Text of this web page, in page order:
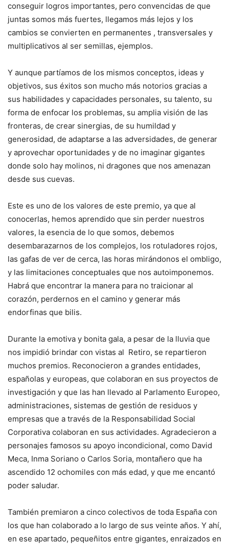
conseguir logros importantes, pero convencidas de que
juntas somos más fuertes, llegamos más lejos y los
cambios se convierten en permanentes , transversales y
multiplicativos al ser semillas, ejemplos.
Y aunque partíamos de los mismos conceptos, ideas y
objetivos, sus éxitos son mucho más notorios gracias a
sus habilidades y capacidades personales, su talento, su
forma de enfocar los problemas, su amplia visión de las
fronteras, de crear sinergias, de su humildad y
generosidad, de adaptarse a las adversidades, de generar
y aprovechar oportunidades y de no imaginar gigantes
donde solo hay molinos, ni dragones que nos amenazan
desde sus cuevas.
Este es uno de los valores de este premio, ya que al
conocerlas, hemos aprendido que sin perder nuestros
valores, la esencia de lo que somos, debemos
desembarazarnos de los complejos, los rotuladores rojos,
las gafas de ver de cerca, las horas mirándonos el ombligo,
y las limitaciones conceptuales que nos autoimponemos.
Habrá que encontrar la manera para no traicionar al
corazón, perdernos en el camino y generar más
endorfinas que bilis.
Durante la emotiva y bonita gala, a pesar de la lluvia que
nos impidió brindar con vistas al Retiro, se repartieron
muchos premios. Reconocieron a grandes entidades,
españolas y europeas, que colaboran en sus proyectos de
investigación y que las han llevado al Parlamento Europeo,
administraciones, sistemas de gestión de residuos y
empresas que a través de la Responsabilidad Social
Corporativa colaboran en sus actividades. Agradecieron a
personajes famosos su apoyo incondicional, como David
Meca, Inma Soriano o Carlos Soria, montañero que ha
ascendido 12 ochomiles con más edad, y que me encantó
poder saludar.
También premiaron a cinco colectivos de toda España con
los que han colaborado a lo largo de sus veinte años. Y ahí,
en ese apartado, pequeñitos entre gigantes, enraizados en